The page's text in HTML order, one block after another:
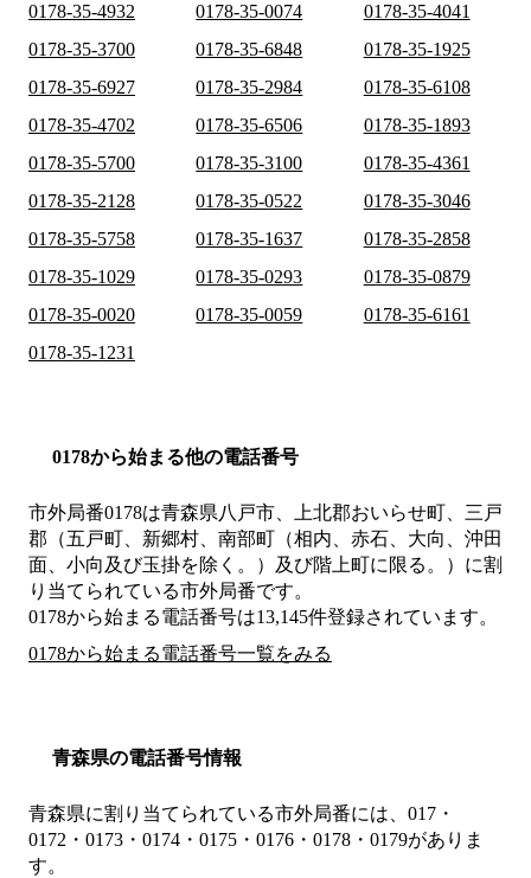
0178-35-4932
0178-35-0074
0178-35-4041
0178-35-3700
0178-35-6848
0178-35-1925
0178-35-6927
0178-35-2984
0178-35-6108
0178-35-4702
0178-35-6506
0178-35-1893
0178-35-5700
0178-35-3100
0178-35-4361
0178-35-2128
0178-35-0522
0178-35-3046
0178-35-5758
0178-35-1637
0178-35-2858
0178-35-1029
0178-35-0293
0178-35-0879
0178-35-0020
0178-35-0059
0178-35-6161
0178-35-1231
0178から始まる他の電話番号
市外局番0178は青森県八戸市、上北郡おいらせ町、三戸
郡（五戸町、新郷村、南部町（相内、赤石、大向、沖田
面、小向及び玉掛を除く。）及び階上町に限る。） に割
り当てられている市外局番です。
0178から始まる電話番号は13,145件登録されています。
0178から始まる電話番号一覧をみる
青森県の電話番号情報
青森県に割り当てられている市外局番には、017・
0172・0173・0174・0175・0176・0178・0179がありま
す。